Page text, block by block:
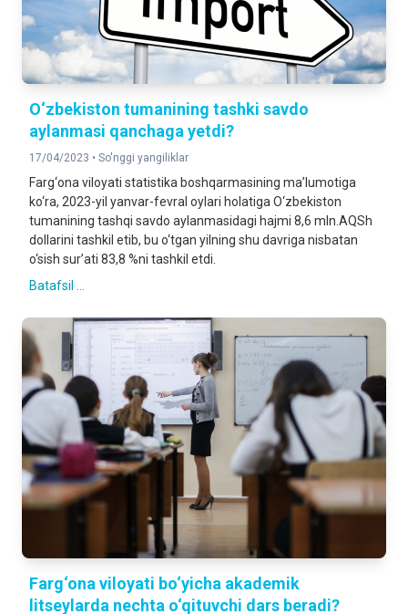
O‘zbekiston tumanining tashki savdo
aylanmasi qanchaga yetdi?
17/04/2023 • So'nggi yangiliklar
Farg‘ona viloyati statistika boshqarmasining ma’lumotiga
ko‘ra, 2023-yil yanvar-fevral oylari holatiga O‘zbekiston
tumanining tashqi savdo aylanmasidagi hajmi 8,6 mln.AQSh
dollarini tashkil etib, bu o‘tgan yilning shu davriga nisbatan
o‘sish sur’ati 83,8 %ni tashkil etdi.
Batafsil ...
Farg‘ona viloyati bo‘yicha akademik
litseylarda nechta o‘qituvchi dars beradi?